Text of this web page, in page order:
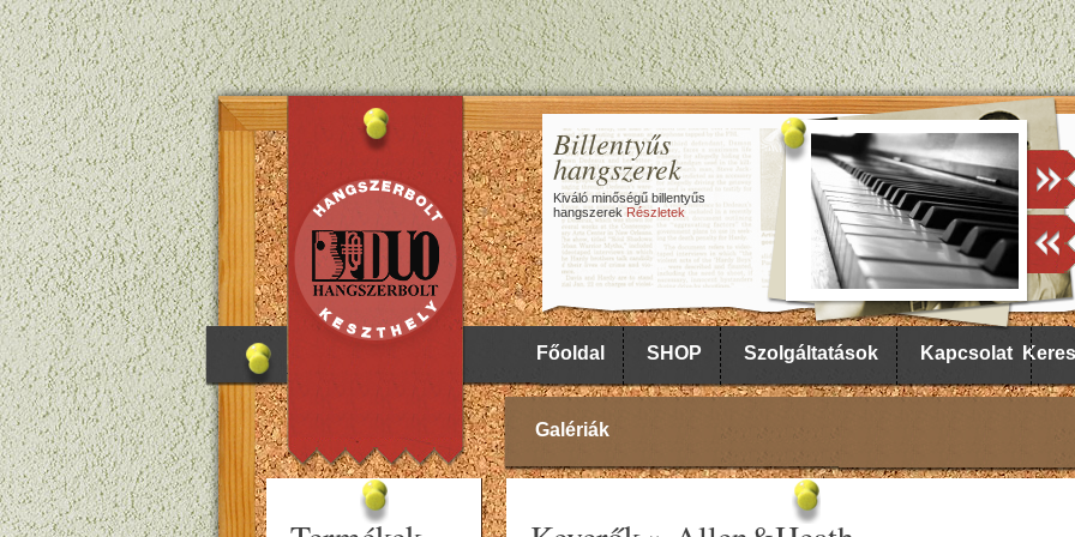
Billentyűs
hangszerek
Kiváló minőségű billentyűs
hangszerekRészletek
Főoldal SHOP Szolgáltatások Kapcsolat
Galériák